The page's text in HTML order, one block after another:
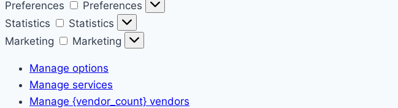
Preferences
Preferences
Statistics
Statistics
Marketing
Marketing
Manage options
Manage services
Manage {vendor_count} vendors